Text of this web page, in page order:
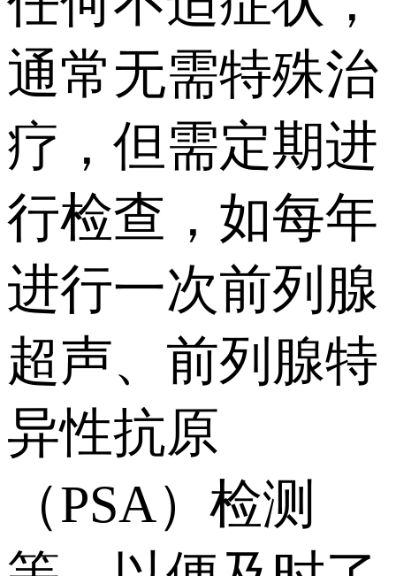
通常无需特殊治
疗，但需定期进
行检查，如每年
进行一次前列腺
超声、前列腺特
异性抗原
（PSA）检测